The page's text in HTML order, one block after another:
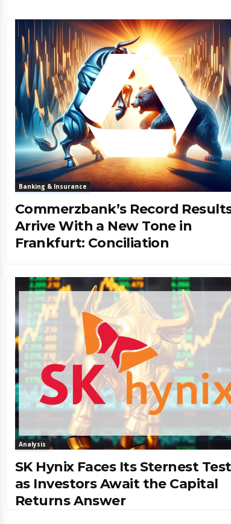
Banking & Insurance
Commerzbank’s Record
Arrive With a New Tone in
Frankfurt: Conciliation
Analysis
SK Hynix Faces Its Sternest
as Investors Await the Capital
Returns Answer